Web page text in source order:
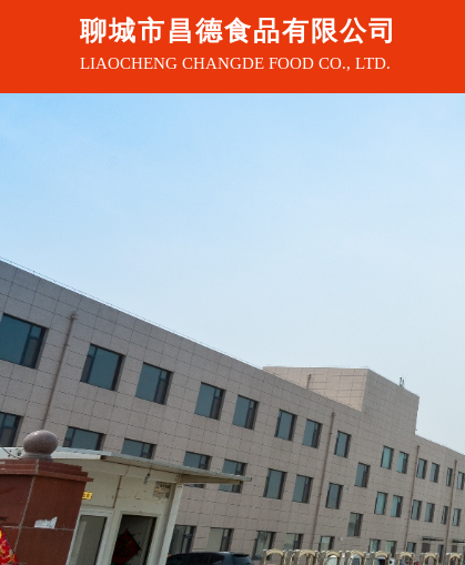
LIAOCHENG CHANGDE FOOD CO., LTD.
聊城市昌德食品有限公司